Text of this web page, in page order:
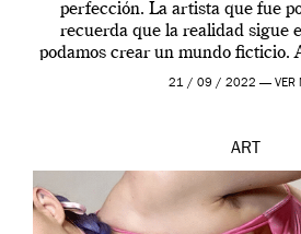
perfección. La artista que fue
recuerda que la realidad sigue
podamos crear un mundo ficticio.
que los humanos tienen
21 / 09 / 2022 — VER
ART